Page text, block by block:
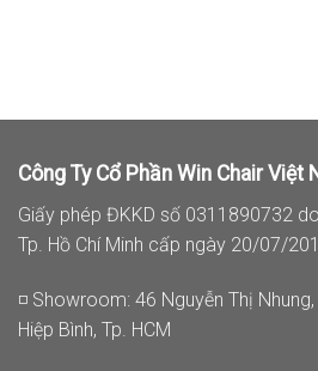
Công Ty Cổ Phần Win Chair Việt
Giấy phép ĐKKD số 0311890732
Tp. Hồ Chí Minh cấp ngày 20/07/
◽ Showroom: 46 Nguyễn Thị
Hiệp Bình, Tp. HCM